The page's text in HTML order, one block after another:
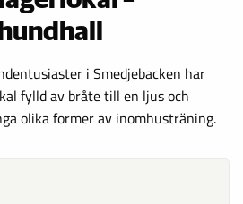
i Smedjebacken har
fylld av bråte till en ljus och
olika former av inomhusträning.